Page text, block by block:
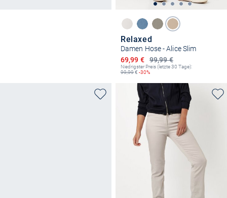
Relaxed
Damen Hose - Alice Slim
99,99 €
Ermäßigter Preis
69,99 €
Niedrigster Preis (letzte 30 Tage):
99,99€ -30%